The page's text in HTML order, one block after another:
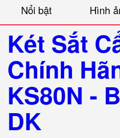
Nổi bật Hình
Két Sắt
Chính
KS80N -
DK